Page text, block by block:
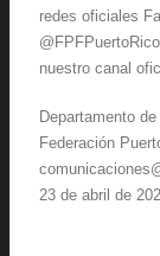
redes oficiales
nuestro canal
Departamento
Federación
23 de abril de